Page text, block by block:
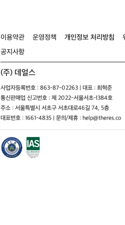
이용약관 운영정책 개인정보 처리방침
공지사항
(주) 데얼스
사업자등록번호 : 863-87-02263 | 대표 : 최혁준
통신판매업 신고번호 : 제 2022-서울서초-1384호
주소 : 서울특별시 서초구 서초대로46길 74, 5층
대표번호 : 1661-4835 | 문의/제휴 : help@theres.co